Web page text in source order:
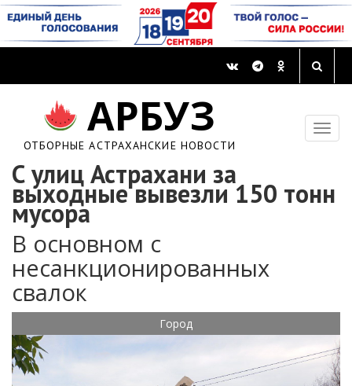
АРБУЗ
ОТБОРНЫЕ АСТРАХАНСКИЕ НОВОСТИ
С улиц Астрахани за
выходные вывезли 150 тонн
мусора
В основном с
несанкционированных
свалок
Город